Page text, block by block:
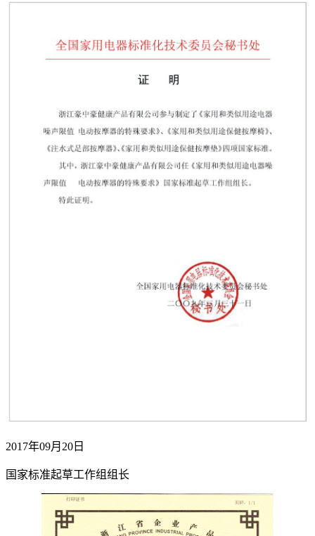
2017年09月20日
国家标准起草工作组组长